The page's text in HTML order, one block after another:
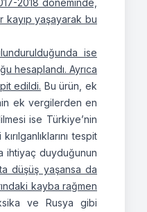
kayıp yaşayarak bu
ise
hesaplandı. Ayrıca
edildi. Bu ürün, ek
ek vergilerden en
ise Türkiye’nin
tespit
ihtiyaç duyduğunun
düşüş yaşansa da
kayba rağmen
ve Rusya gibi